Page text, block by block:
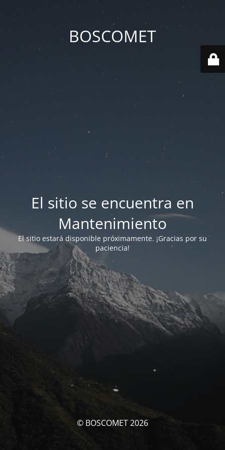
BOSCOMET
El sitio se encuentra en
Mantenimiento
El sitio estará disponible próximamente. ¡Gracias por su
paciencia!
© BOSCOMET 2026